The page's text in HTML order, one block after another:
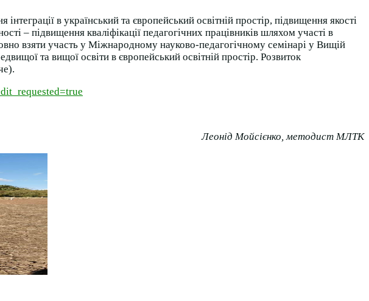
в український та європейський освітній простір, підвищення якості
– підвищення кваліфікації педагогічних працівників шляхом участі в
взяти участь у Міжнародному науково-педагогічному семінарі у Вищій
та вищої освіти в європейський освітній простір. Розвиток
Леонід Мойсієнко, методист МЛТК